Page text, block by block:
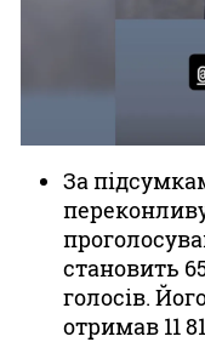
За
становить
голосів.
отримав 11